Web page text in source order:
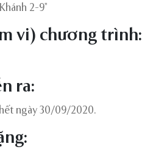
2-9”
vi) chương trình:
ra:
ngày 30/09/2020.